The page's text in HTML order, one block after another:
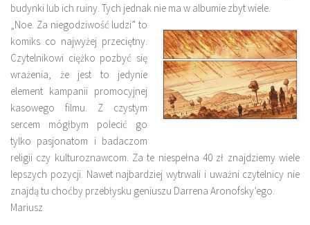
budynki lub ich ruiny. Tych jednak nie ma w albumie zbyt wiele.
„Noe. Za niegodziwość ludzi” to
komiks co najwyżej przeciętny.
Czytelnikowi ciężko pozbyć się
wrażenia, że jest to jedynie
element kampanii promocyjnej
kasowego filmu. Z czystym
sercem mógłbym polecić go
tylko pasjonatom i badaczom
religii czy kulturoznawcom. Za te niespełna 40 zł znajdziemy wiele
lepszych pozycji. Nawet najbardziej wytrwali i uważni czytelnicy nie
znajdą tu choćby przebłysku geniuszu Darrena Aronofsky’ego.
Mariusz